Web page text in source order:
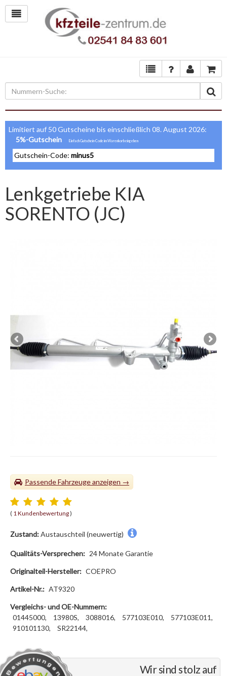
Limitiert auf 50 Gutscheine bis einschließlich 08. August 2026:
5%-Gutschein
Gutschein-Code: minus5
Lenkgetriebe KIA
SORENTO (JC)
Passende Fahrzeuge
Wir sind stolz auf
( 1 Kundenbewertung)
Zustand:Austauschteil (neuwertig)
Qualitäts-Versprechen: 24 Monate Garantie
Originalteil-Hersteller: COEPRO
Artikel-Nr.: AT9320
Vergleichs- und OE-Nummern:
01445000,
13980S, 3088016, 577103E010,
577103E011,
910101130,
SR22144,